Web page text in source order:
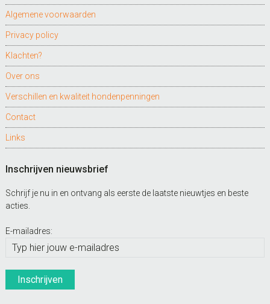
Algemene voorwaarden
Privacy policy
Klachten?
Over ons
Verschillen en kwaliteit hondenpenningen
Contact
Links
Inschrijven nieuwsbrief
Schrijf je nu in en ontvang als eerste de laatste nieuwtjes en beste
acties.
E-mailadres: